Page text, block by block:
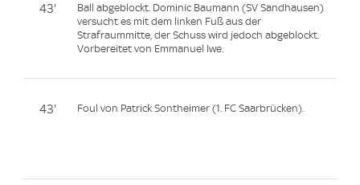
43'
Ball abgeblockt. Dominic Baumann (SV Sandhausen)
versucht es mit dem linken Fuß aus der
Strafraummitte, der Schuss wird jedoch abgeblockt.
Vorbereitet von Emmanuel Iwe.
43' Foul von Patrick Sontheimer (1. FC Saarbrücken).